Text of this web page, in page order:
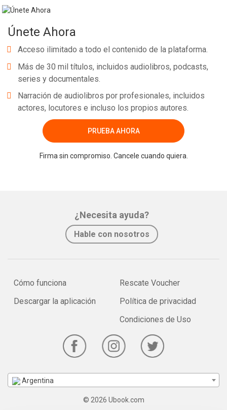
Únete Ahora
Acceso ilimitado a todo el contenido de la plataforma.
Más de 30 mil títulos, incluidos audiolibros, podcasts,
series y documentales.
Narración de audiolibros por profesionales, incluidos
actores, locutores e incluso los propios autores.
PRUEBA AHORA
Firma sin compromiso. Cancele cuando quiera.
¿Necesita ayuda?
Hable con nosotros
Cómo funciona
Descargar la aplicación
Rescate Voucher
Política de privacidad
Condiciones de Uso
Argentina
© 2026 Ubook.com